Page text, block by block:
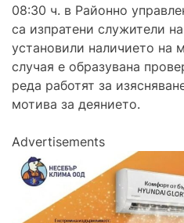
08:30 ч. в Районно
са изпратени служители
установили наличието на
случая е образувана
реда работят за
мотива за деянието.
Advertisements